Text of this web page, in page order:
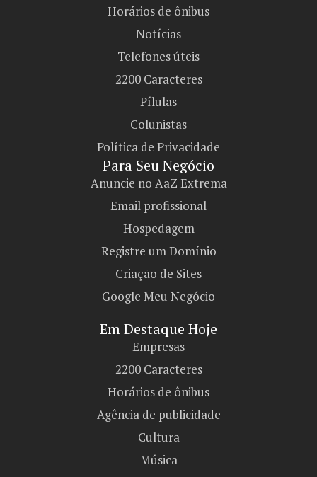
Horários de ônibus
Notícias
Telefones úteis
2200 Caracteres
Pílulas
Colunistas
Política de Privacidade
Para Seu Negócio​
Anuncie no AaZ Extrema
Email profissional
Hospedagem
Registre um Domínio
Criação de Sites
Google Meu Negócio
Em Destaque Hoje
Empresas
2200 Caracteres
Horários de ônibus
Agência de publicidade
Cultura
Música